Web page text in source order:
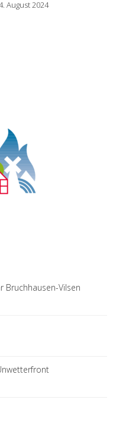
August 2024
Bruchhausen-Vilsen